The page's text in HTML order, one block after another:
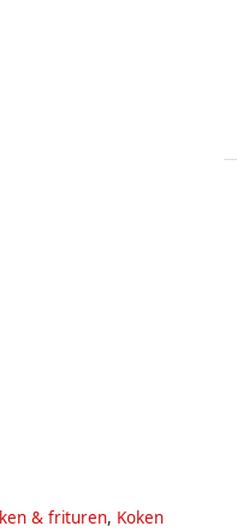
& frituren, Koken